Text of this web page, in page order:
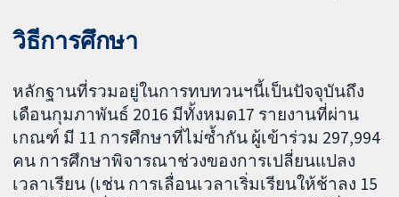
วิธีการศึกษา
หลักฐานที่รวมอยู่ในการทบทวนฯนี้เป็นปัจจุบันถึง
เดือนกุมภาพันธ์ 2016 มีทั้งหมด17 รายงานที่ผ่าน
เกณฑ์ มี 11 การศึกษาที่ไม่ซ้ำกัน ผู้เข้าร่วม 297,994
คน การศึกษาพิจารณาช่วงของการเปลี่ยนแปลง
เวลาเรียน (เช่น การเลื่อนเวลาเริ่มเรียนให้ช้าลง 15